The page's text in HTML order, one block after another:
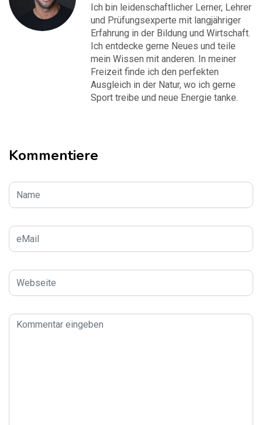
Ich bin leidenschaftlicher Lerner, Lehrer
und Prüfungsexperte mit langjähriger
Erfahrung in der Bildung und Wirtschaft.
Ich entdecke gerne Neues und teile
mein Wissen mit anderen. In meiner
Freizeit finde ich den perfekten
Ausgleich in der Natur, wo ich gerne
Sport treibe und neue Energie tanke.
Kommentiere